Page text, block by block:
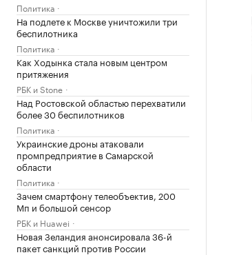
Политика
На подлете к Москве уничтожили три
беспилотника
Политика
Как Ходынка стала новым центром
притяжения
РБК и Stone
Над Ростовской областью перехватили
более 30 беспилотников
Политика
Украинские дроны атаковали
промпредприятие в Самарской
области
Политика
Зачем смартфону телеобъектив, 200
Мп и большой сенсор
РБК и Huawei
Новая Зеландия анонсировала 36-й
пакет санкций против России